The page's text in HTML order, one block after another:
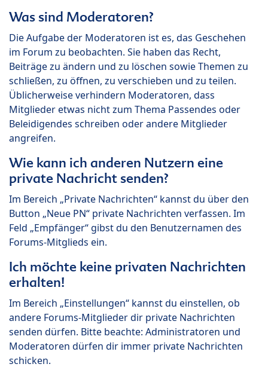
Was sind Moderatoren?
Die Aufgabe der Moderatoren ist es, das Geschehen
im Forum zu beobachten. Sie haben das Recht,
Beiträge zu ändern und zu löschen sowie Themen zu
schließen, zu öffnen, zu verschieben und zu teilen.
Üblicherweise verhindern Moderatoren, dass
Mitglieder etwas nicht zum Thema Passendes oder
Beleidigendes schreiben oder andere Mitglieder
angreifen.
Wie kann ich anderen Nutzern eine
private Nachricht senden?
Im Bereich „Private Nachrichten“ kannst du über den
Button „Neue PN“ private Nachrichten verfassen. Im
Feld „Empfänger“ gibst du den Benutzernamen des
Forums-Mitglieds ein.
Ich möchte keine privaten Nachrichten
erhalten!
Im Bereich „Einstellungen“ kannst du einstellen, ob
andere Forums-Mitglieder dir private Nachrichten
senden dürfen. Bitte beachte: Administratoren und
Moderatoren dürfen dir immer private Nachrichten
schicken.